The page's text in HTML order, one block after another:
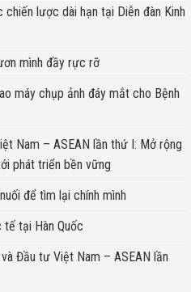
lược dài hạn tại Diễn đàn Kinh
mình đầy rực rỡ
máy chụp ảnh đáy mắt cho Bệnh
Nam – ASEAN lần thứ I: Mở rộng
phát triển bền vững
để tìm lại chính mình
tế tại Hàn Quốc
Đầu tư Việt Nam – ASEAN lần